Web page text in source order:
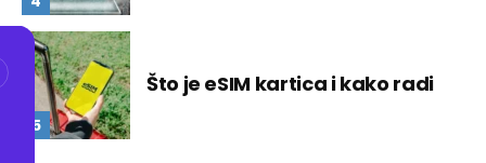
Što je eSIM kartica i kako radi